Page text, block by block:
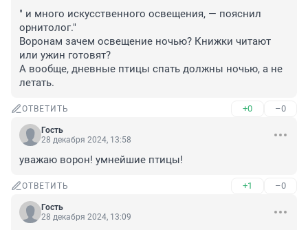
" и много искусственного освещения, — пояснил
орнитолог."
Воронам зачем освещение ночью? Книжки читают
или ужин готовят?
А вообще, дневные птицы спать должны ночью, а не
летать.
ОТВЕТИТЬ +0 –0
Гость
28 декабря 2024, 13:58
уважаю ворон! умнейшие птицы!
ОТВЕТИТЬ +1 –0
Гость
28 декабря 2024, 13:09